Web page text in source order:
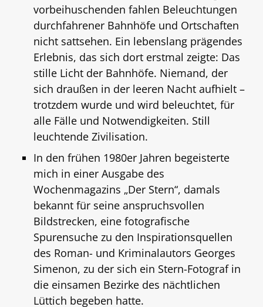
vorbeihuschenden fahlen Beleuchtungen
durchfahrener Bahnhöfe und Ortschaften
nicht sattsehen. Ein lebenslang prägendes
Erlebnis, das sich dort erstmal zeigte: Das
stille Licht der Bahnhöfe. Niemand, der
sich draußen in der leeren Nacht aufhielt –
trotzdem wurde und wird beleuchtet, für
alle Fälle und Notwendigkeiten. Still
leuchtende Zivilisation.
In den frühen 1980er Jahren begeisterte
mich in einer Ausgabe des
Wochenmagazins „Der Stern“, damals
bekannt für seine anspruchsvollen
Bildstrecken, eine fotografische
Spurensuche zu den Inspirationsquellen
des Roman- und Kriminalautors Georges
Simenon, zu der sich ein Stern-Fotograf in
die einsamen Bezirke des nächtlichen
Lüttich begeben hatte.